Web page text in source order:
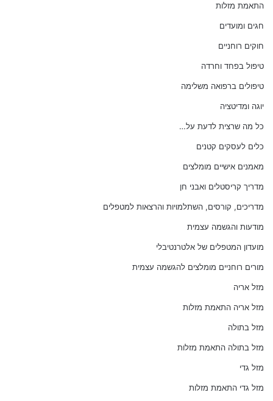
התאמת מזלות
חגים ומועדים
חוקים רוחניים
טיפול בפחד וחרדה
טיפולים ברפואה משלימה
יוגה ומדיטציה
כל מה שרצית לדעת על…
כלים לעסקים קטנים
מאמנים אישיים מומלצים
מדריך קריסטלים ואבני חן
מדריכים, קורסים, השתלמויות והרצאות למטפלים
מודעות והגשמה עצמית
מועדון המטפלים של אלטרנטיבלי
מורים רוחניים מומלצים להגשמה עצמית
מזל אריה
מזל אריה התאמת מזלות
מזל בתולה
מזל בתולה התאמת מזלות
מזל גדי
מזל גדי התאמת מזלות